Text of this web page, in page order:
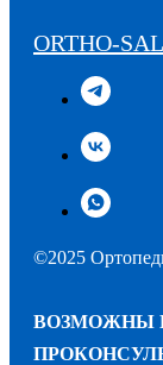
ORTHO-
©2025
ВОЗМОЖНЫ